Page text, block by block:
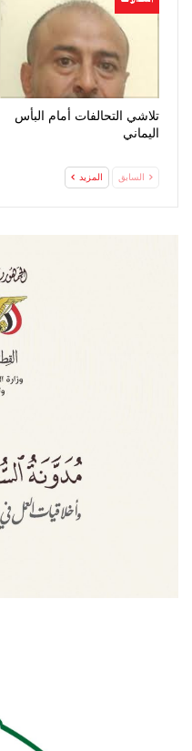
تلاشي التحالفات أمام البأس
اليماني
السابق المزيد